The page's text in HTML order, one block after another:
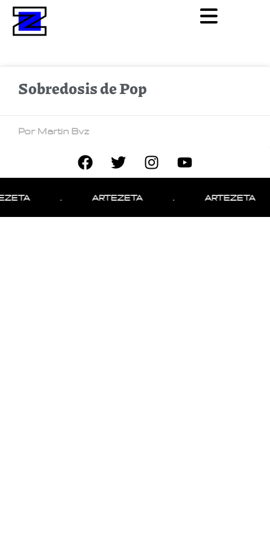
Sobredosis de Pop
Por Martin Bvz
ARTEZETA ARTEZETA